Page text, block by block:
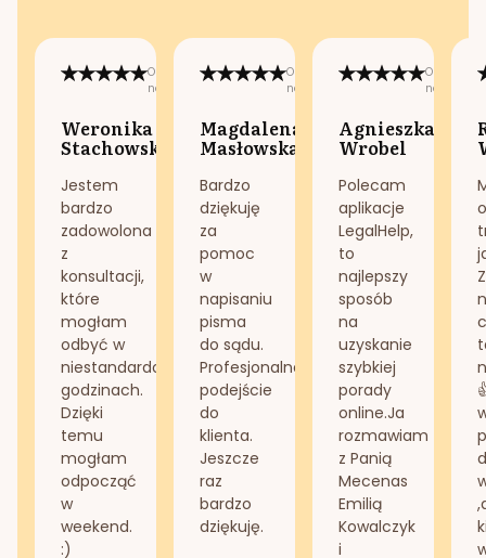
Opublikowano
na:
Weronika
Stachowska
Jestem
bardzo
zadowolona
z
konsultacji,
które
mogłam
odbyć w
niestandardowych
godzinach.
Dzięki
temu
mogłam
odpocząć
w
weekend.
:)
Opublikowano
na:
Magdalena
Masłowska
Bardzo
dziękuję
za
pomoc
w
napisaniu
pisma
do sądu.
Profesjonalne
podejście
do
klienta.
Jeszcze
raz
bardzo
dziękuję.
na:
Agnieszka
Wrobel
Polecam
aplikacje
LegalHelp,
to
najlepszy
sposób
na
uzyskanie
szybkiej
porady
online.Ja
rozmawiam
z Panią
Mecenas
Emilią
Kowalczyk
i